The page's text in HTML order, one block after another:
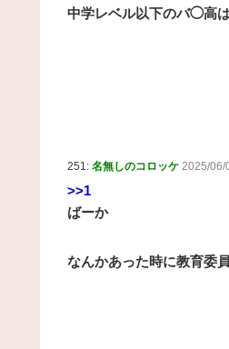
中学レベル以下のバ◯高
251: 名無しのコロッケ 2025/06/
>>1
ばーか
なんかあった時に教育委